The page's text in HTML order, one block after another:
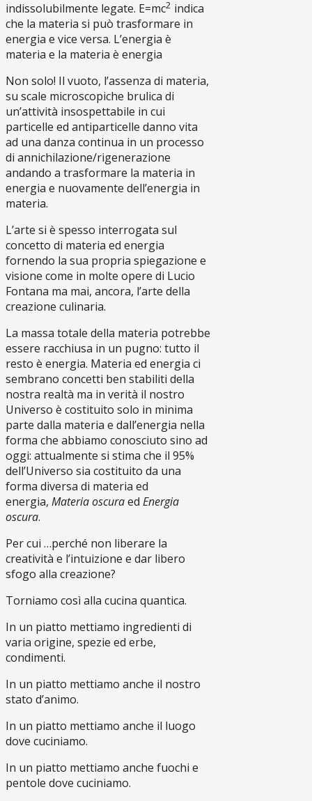
indissolubilmente legate. E=mc2 indica
che la materia si può trasformare in
energia e vice versa. L’energia è
materia e la materia è energia
Non solo! Il vuoto, l’assenza di materia,
su scale microscopiche brulica di
un’attività insospettabile in cui
particelle ed antiparticelle danno vita
ad una danza continua in un processo
di annichilazione/rigenerazione
andando a trasformare la materia in
energia e nuovamente dell’energia in
materia.
L’arte si è spesso interrogata sul
concetto di materia ed energia
fornendo la sua propria spiegazione e
visione come in molte opere di Lucio
Fontana ma mai, ancora, l’arte della
creazione culinaria.
La massa totale della materia potrebbe
essere racchiusa in un pugno: tutto il
resto è energia. Materia ed energia ci
sembrano concetti ben stabiliti della
nostra realtà ma in verità il nostro
Universo è costituito solo in minima
parte dalla materia e dall’energia nella
forma che abbiamo conosciuto sino ad
oggi: attualmente si stima che il 95%
dell’Universo sia costituito da una
forma diversa di materia ed
energia, Materia oscuraed Energia
oscura.
Per cui …perché non liberare la
creatività e l’intuizione e dar libero
sfogo alla creazione?
Torniamo così alla cucina quantica.
In un piatto mettiamo ingredienti di
varia origine, spezie ed erbe,
condimenti.
In un piatto mettiamo anche il nostro
stato d’animo.
In un piatto mettiamo anche il luogo
dove cuciniamo.
In un piatto mettiamo anche fuochi e
pentole dove cuciniamo.